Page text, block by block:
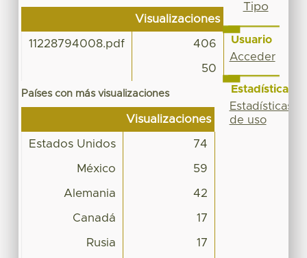
Visualizaciones
11228794008.pdf 406
50
Países con más visualizaciones
Visualizaciones
Estados Unidos 74
México 59
Alemania 42
Canadá 17
Rusia 17
Tipo
Usuario
Acceder
Estadísticas
Estadísticas
de uso